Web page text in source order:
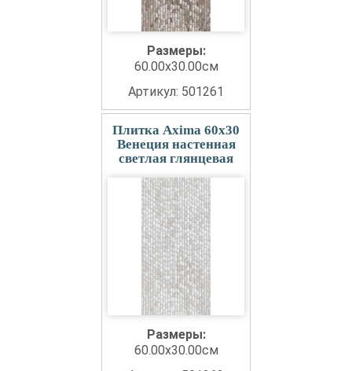
Размеры:
60.00x30.00см
Артикул: 501261
Плитка Axima 60x30
Венеция настенная
светлая глянцевая
Размеры:
60.00x30.00см